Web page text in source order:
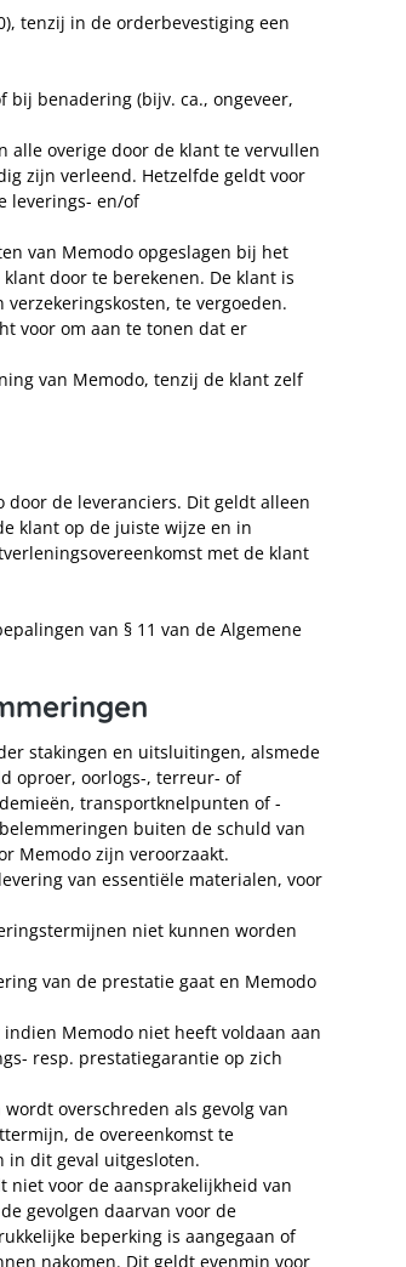
tenzij in de orderbevestiging een
benadering (bijv. ca., ongeveer,
overige door de klant te vervullen
zijn verleend. Hetzelfde geldt voor
leverings- en/of
van Memodo opgeslagen bij het
door te berekenen. De klant is
te vergoeden.
voor om aan te tonen dat er
van Memodo, tenzij de klant zelf
de leveranciers. Dit geldt alleen
klant op de juiste wijze en in
met de klant
van § 11 van de Algemene
stakingen en uitsluitingen, alsmede
oproer, oorlogs-, terreur- of
transportknelpunten of -
buiten de schuld van
Memodo zijn veroorzaakt.
van essentiële materialen, voor
niet kunnen worden
van de prestatie gaat en Memodo
Memodo niet heeft voldaan aan
resp. prestatiegarantie op zich
overschreden als gevolg van
de overeenkomst te
in dit geval uitgesloten.
niet voor de aansprakelijkheid van
gevolgen daarvan voor de
beperking is aangegaan of
nakomen. Dit geldt evenmin voor